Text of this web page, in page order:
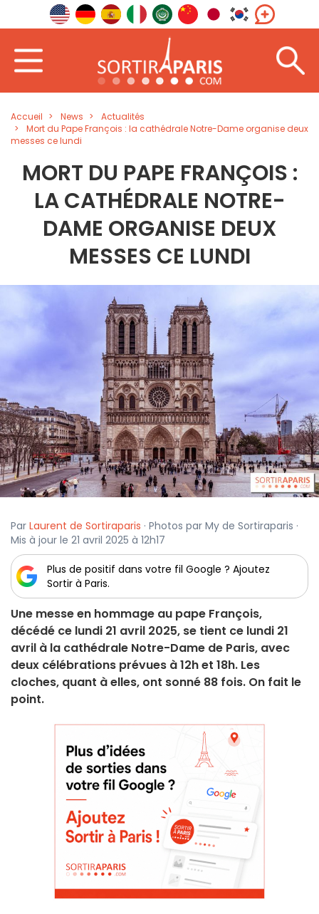
Accueil News
Actualités
Mort du Pape François : la cathédrale Notre-Dame organise deux
messes ce lundi
MORT DU PAPE FRANÇOIS :
LA CATHÉDRALE NOTRE-
DAME ORGANISE DEUX
MESSES CE LUNDI
Par Laurent de Sortiraparis · Photos par My de Sortiraparis ·
Mis à jour le 21 avril 2025 à 12h17
Plus de positif dans votre fil Google ? Ajoutez
Sortir à Paris.
Une messe en hommage au pape François,
décédé ce lundi 21 avril 2025, se tient ce lundi 21
avril à la cathédrale Notre-Dame de Paris, avec
deux célébrations prévues à 12h et 18h. Les
cloches, quant à elles, ont sonné 88 fois. On fait le
point.